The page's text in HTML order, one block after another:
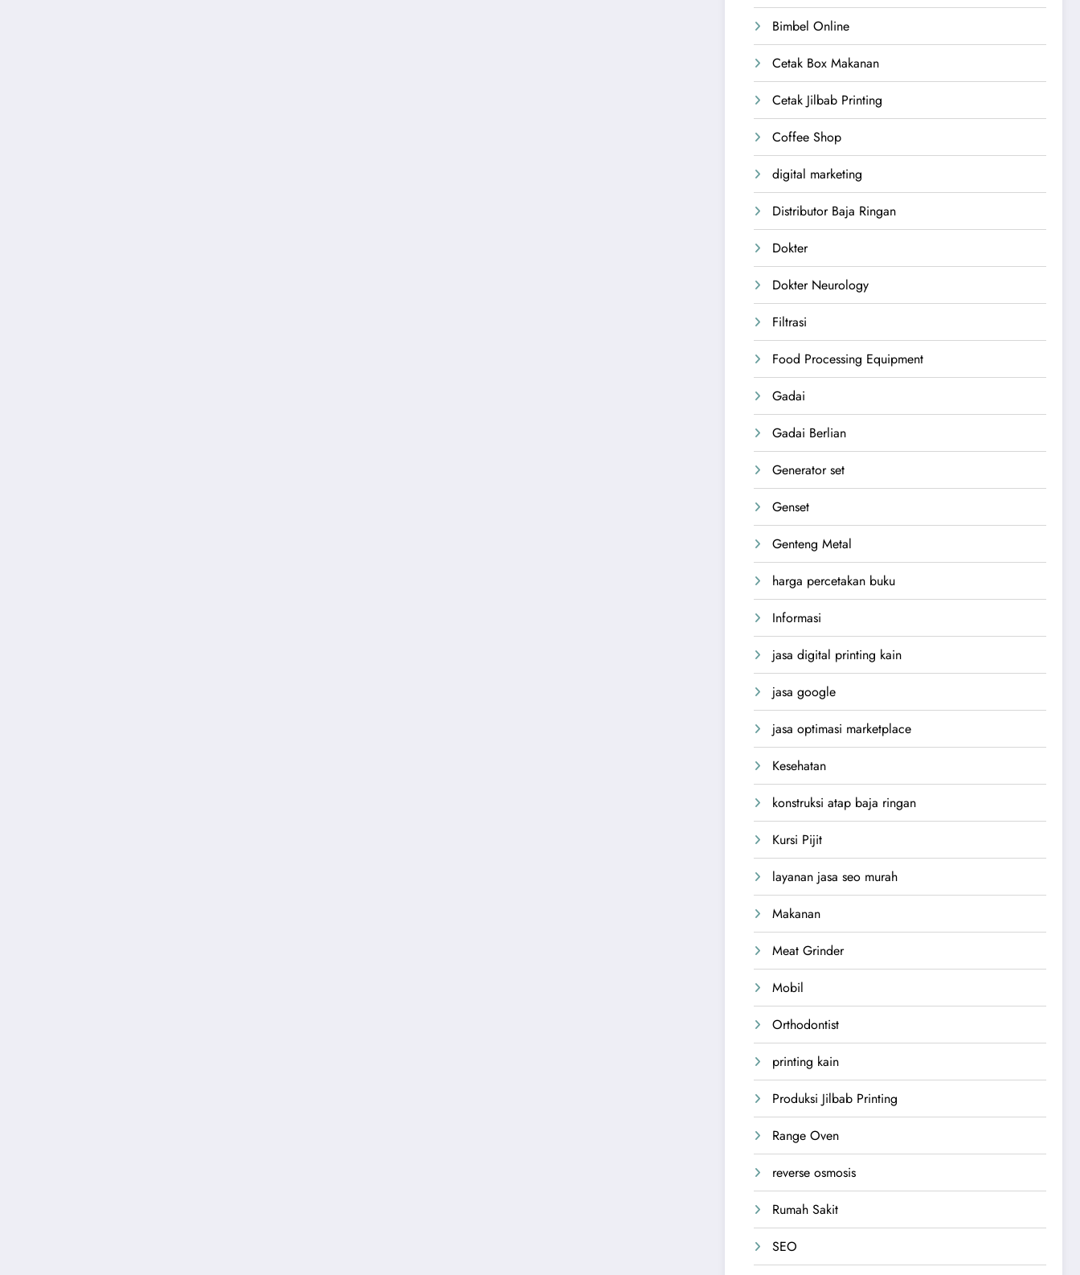
Bimbel Online
Cetak Box Makanan
Cetak Jilbab Printing
Coffee Shop
digital marketing
Distributor Baja Ringan
Dokter
Dokter Neurology
Filtrasi
Food Processing Equipment
Gadai
Gadai Berlian
Generator set
Genset
Genteng Metal
harga percetakan buku
Informasi
jasa digital printing kain
jasa google
jasa optimasi marketplace
Kesehatan
konstruksi atap baja ringan
Kursi Pijit
layanan jasa seo murah
Makanan
Meat Grinder
Mobil
Orthodontist
printing kain
Produksi Jilbab Printing
Range Oven
reverse osmosis
Rumah Sakit
SEO